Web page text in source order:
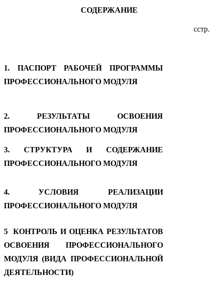
СОДЕРЖАНИЕ
1. ПАСПОРТ РАБОЧЕЙ ПРОГРАММЫ
ПРОФЕССИОНАЛЬНОГО МОДУЛЯ
сстр.
2. РЕЗУЛЬТАТЫ ОСВОЕНИЯ
ПРОФЕССИОНАЛЬНОГО МОДУЛЯ
3. СТРУКТУРА И СОДЕРЖАНИЕ
ПРОФЕССИОНАЛЬНОГО МОДУЛЯ
4. УСЛОВИЯ РЕАЛИЗАЦИИ
ПРОФЕССИОНАЛЬНОГО МОДУЛЯ
5 КОНТРОЛЬ И ОЦЕНКА РЕЗУЛЬТАТОВ
ОСВОЕНИЯ ПРОФЕССИОНАЛЬНОГО
МОДУЛЯ (ВИДА ПРОФЕССИОНАЛЬНОЙ
ДЕЯТЕЛЬНОСТИ)